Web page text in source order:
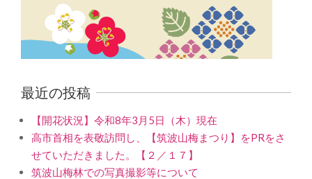
最近の投稿
【開花状況】令和8年3月5日（木）現在
高市首相を表敬訪問し、【筑波山梅まつり】をPRをさ
せていただきました。【２／１７】
筑波山梅林での写真撮影等について